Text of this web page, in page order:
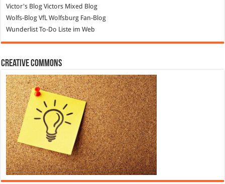
Victor's Blog Victors Mixed Blog
Wolfs-Blog VfL Wolfsburg Fan-Blog
WunderlistTo-Do Liste im Web
Creative Commons